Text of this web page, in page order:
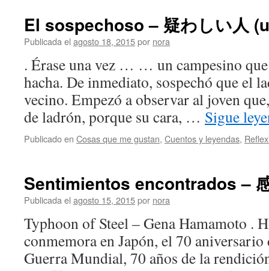
El sospechoso – 疑わしい人
Publicada el agosto 18, 2015por nora
. Érase una vez … … un campesino
hacha. De inmediato, sospechó que el
vecino. Empezó a observar al joven
de ladrón, porque su cara, … Sigue
Publicado en Cosas que me gustan, Cuentos y leyendas,
Sentimientos encontrados –
Publicada el agosto 15, 2015por nora
Typhoon of Steel – Gena Hamamoto .
conmemora en Japón, el 70
Guerra Mundial, 70 años de la